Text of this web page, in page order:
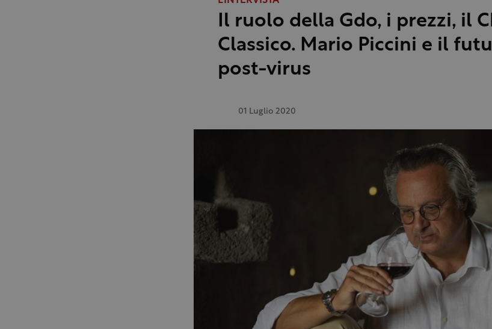
Il ruolo della Gdo, i prezzi, il
Classico. Mario Piccini e il
post-virus
01 Luglio 2020